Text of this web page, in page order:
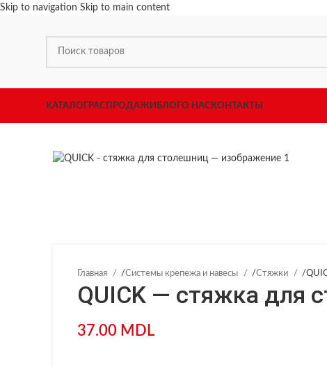
Skip to navigation Skip to main content
КАТАЛОГРАСПРОДАЖИ БЛОГО НАСКОНТАКТЫ
Главная /Системы крепежа и навесы /Стяжки /
QUICK — стяжка для
37.00 MDL